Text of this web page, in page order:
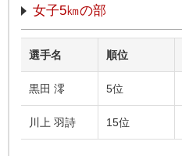
女子5㎞の部
黒田 澪 5位
川上 羽詩 15位
選手名 順位